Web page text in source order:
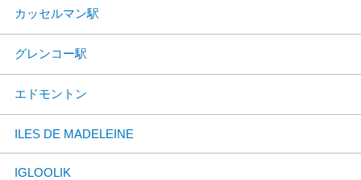
カッセルマン駅
グレンコー駅
エドモントン
ILES DE MADELEINE
IGLOOLIK